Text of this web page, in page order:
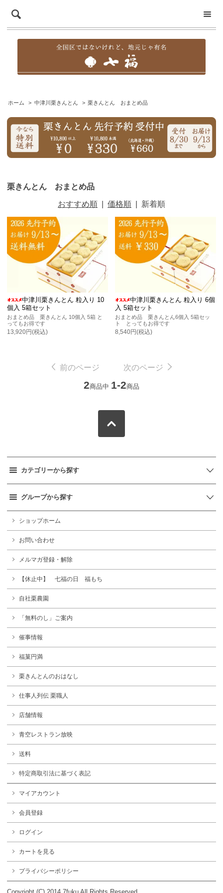
ホーム > 中津川栗きんとん > 栗きんとん おまとめ品
栗きんとん おまとめ品
おすすめ順 価格順 新着順
中津川栗きんとん 粒入り 10
個入 5箱セット
おまとめ品 栗きんとん 10個入 5箱 と
ってもお得です
13,920円(税込)
中津川栗きんとん 粒入り 6個
入 5箱セット
おまとめ品 栗きんとん6個入 5箱セッ
ト とってもお得です
8,540円(税込)
前のページ 次のページ
2商品中 1-2商品
カテゴリーから探す
グループから探す
ショップホーム
お問い合わせ
メルマガ登録・解除
【休止中】 七福の日 福もち
自社栗農園
「無料のし」ご案内
催事情報
福菓円満
栗きんとんのおはなし
仕事人列伝 栗職人
店舗情報
青空レストラン放映
送料
特定商取引法に基づく表記
マイアカウント
会員登録
ログイン
カートを見る
プライバシーポリシー